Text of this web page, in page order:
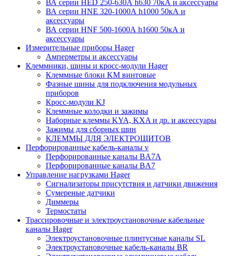
ВА серии HED 250-630А h630 70кА и аксессуары
ВА серии HNE 320-1000А h1000 50кА и
аксессуары
ВА серии HNF 500-1600А h1600 50кА и
аксессуары
Измерительные приборы Hager
Амперметры и аксессуары
Клеммники, шины и кросс-модули Hager
Клеммные блоки KM винтовые
Фазные шины для подключения модульных
приборов
Кросс-модули KJ
Клеммные колодки и зажимы
Наборные клеммы KYA, KXA и др. и аксессуары
Зажимы для сборных шин
КЛЕММЫ ДЛЯ ЭЛЕКТРОЩИТОВ
Перфорированные кабель-каналы v
Перфорированные каналы BA7A
Перфорированные каналы BA7
Управление нагрузками Hager
Сигнализаторы присутствия и датчики движения
Сумереные датчики
Диммеры
Термостаты
Трассировочные и электроустановочные кабельные
каналы Hager
Электроустановочные плинтусные каналы SL
Электроустановочные кабель-каналы BR